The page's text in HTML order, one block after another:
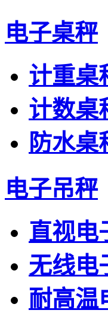
电子桌秤
计重桌
计数桌
防水桌
电子吊秤
直视电
无线电
耐高温